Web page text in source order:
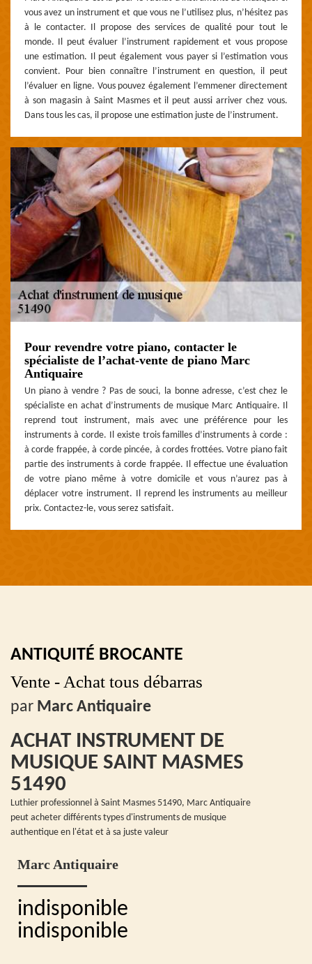
vous avez un instrument et que vous ne l’utilisez plus, n’hésitez pas
à le contacter. Il propose des services de qualité pour tout le
monde. Il peut évaluer l’instrument rapidement et vous propose
une estimation. Il peut également vous payer si l’estimation vous
convient. Pour bien connaître l’instrument en question, il peut
l’évaluer en ligne. Vous pouvez également l’emmener directement
à son magasin à Saint Masmes et il peut aussi arriver chez vous.
Dans tous les cas, il propose une estimation juste de l’instrument.
Pour revendre votre piano, contacter le
spécialiste de l’achat-vente de piano Marc
Antiquaire
Un piano à vendre ? Pas de souci, la bonne adresse, c’est chez le
spécialiste en achat d’instruments de musique Marc Antiquaire. Il
reprend tout instrument, mais avec une préférence pour les
instruments à corde. Il existe trois familles d’instruments à corde :
à corde frappée, à corde pincée, à cordes frottées. Votre piano fait
partie des instruments à corde frappée. Il effectue une évaluation
de votre piano même à votre domicile et vous n’aurez pas à
déplacer votre instrument. Il reprend les instruments au meilleur
prix. Contactez-le, vous serez satisfait.
ANTIQUITÉ BROCANTE
Vente - Achat tous débarras
par Marc Antiquaire
ACHAT INSTRUMENT DE
MUSIQUE SAINT MASMES
51490
Luthier professionnel à Saint Masmes 51490, Marc Antiquaire
peut acheter différents types d'instruments de musique
authentique en l'état et à sa juste valeur
Marc Antiquaire
indisponible
indisponible